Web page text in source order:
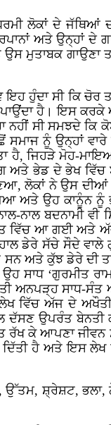
ਲੋਕਾਂ ਦੇ ਜੱਥਿਆਂ
ਅਤੇ ਉਨ੍ਹਾਂ ਦੇ
ਮੁਤਾਬਕ ਗਾਉਣਾ
ਹੁੰਦਾ ਸੀ ਕਿ ਚੋਰ
ਹੈ। ਇਸ ਕਰਕੇ
ਸੀ ਸਮਝਦੇ ਕਿ
ਨੂੰ ਉਨ੍ਹਾਂ ਵਾਰੇ
ਹੈ, ਜਿਹੜੇ ਮੋਹ-
ਅਤੇ ਭੇਡ ਦੇ ਭੇਖ ਵਿੱਚ
ਲੋਕਾਂ ਨੇ ਉਸ
ਅਤੇ ਉਹ ਕਾਨੂੰਨ ਨੂੰ
ਨਾਲ ਬਦਨਾਮੀ ਵੀ
ਵਿੱਚ ਆ ਗਈ ਅਤੇ
ਡੇਰੇ ਸੱਚੇ ਸੌਦੇ ਵਾਲੇ
ਸਨ ਅਤੇ ਕੁੱਝ ਡੇਰੇ ਦੀ
ਸਾਧ ‘ਗੁਰਮੀਤ ਰਾਮ
ਅਨਪੜ੍ਹ ਸਾਧ-ਸੰਤ
ਵਿੱਚ ਅੱਜ ਦੇ
ਉਪਰੰਤ ਬੇਨਤੀ
ਕੇ ਆਪਣਾ ਜੀਵਨ
ਹੈ ਅਤੇ ਇਸ ਲੇਖ
ਉੱਤਮ, ਸ਼੍ਰੇਸ਼ਟ,